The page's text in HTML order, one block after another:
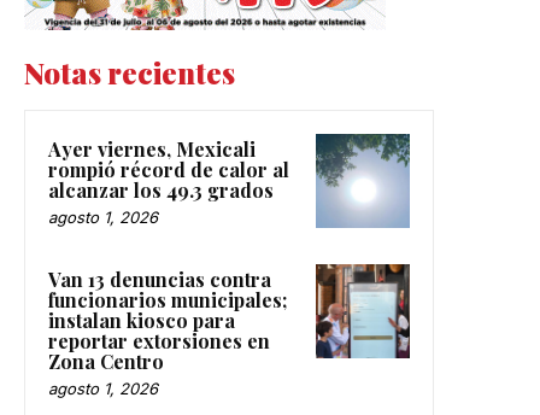
Notas recientes
Ayer viernes, Mexicali
rompió récord de calor al
alcanzar los 49.3 grados
agosto 1, 2026
Van 13 denuncias contra
funcionarios municipales;
instalan kiosco para
reportar extorsiones en
Zona Centro
agosto 1, 2026